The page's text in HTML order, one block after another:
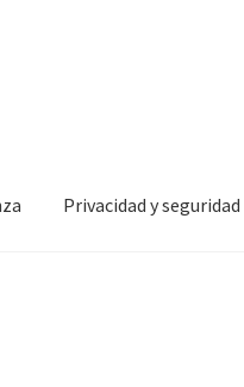
Privacidad y seguridad